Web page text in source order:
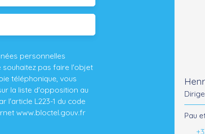
personnelles
souhaitez pas faire l'objet
téléphonique, vous
la liste d'opposition au
l'article L223-1 du code
www.bloctel.gouv.fr
Pau